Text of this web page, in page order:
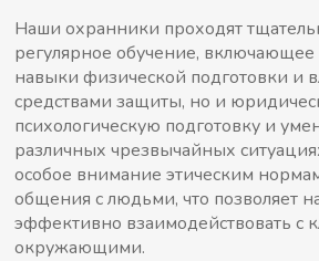
Наши охранники проходят
регулярное обучение, включающее
навыки физической подготовки и
средствами защиты, но и
психологическую подготовку и
различных чрезвычайных
особое внимание этическим
общения с людьми, что позволяет
эффективно взаимодействовать с
окружающими.